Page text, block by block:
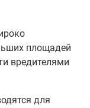
площадей
вредителями
для